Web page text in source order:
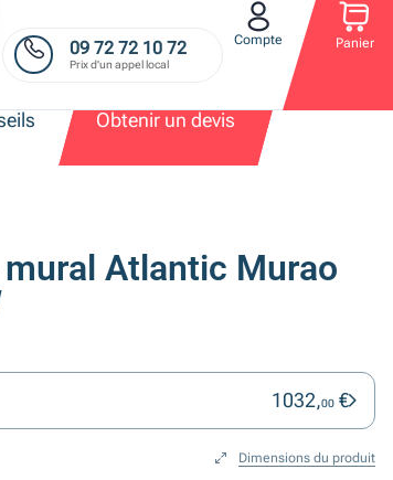
09 72 72 10 72
Prix d'un appel local
Compte Panier
Obtenir un devis
Atlantic Murao
1032,00 €
Dimensions du produit